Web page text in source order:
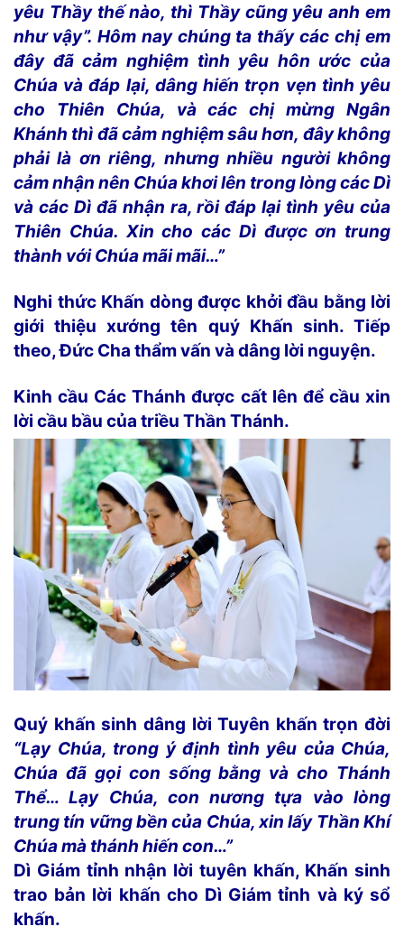
yêu Thầy thế nào, thì Thầy cũng yêu anh em
như vậy”. Hôm nay chúng ta thấy các chị em
đây đã cảm nghiệm tình yêu hôn ước của
Chúa và đáp lại, dâng hiến trọn vẹn tình yêu
cho Thiên Chúa, và các chị mừng Ngân
Khánh thì đã cảm nghiệm sâu hơn, đây không
phải là ơn riêng, nhưng nhiều người không
cảm nhận nên Chúa khơi lên trong lòng các Dì
và các Dì đã nhận ra, rồi đáp lại tình yêu của
Thiên Chúa. Xin cho các Dì được ơn trung
thành với Chúa mãi mãi…”
Nghi thức Khấn dòng được khởi đầu bằng lời
giới thiệu xướng tên quý Khấn sinh. Tiếp
theo, Đức Cha thẩm vấn và dâng lời nguyện.
Kinh cầu Các Thánh được cất lên để cầu xin
lời cầu bầu của triều Thần Thánh.
Quý khấn sinh dâng lời Tuyên khấn trọn đời
“Lạy Chúa, trong ý định tình yêu của Chúa,
Chúa đã gọi con sống bằng và cho Thánh
Thể… Lạy Chúa, con nương tựa vào lòng
trung tín vững bền của Chúa, xin lấy Thần Khí
Chúa mà thánh hiến con…”
Dì Giám tỉnh nhận lời tuyên khấn, Khấn sinh
trao bản lời khấn cho Dì Giám tỉnh và ký sổ
khấn.